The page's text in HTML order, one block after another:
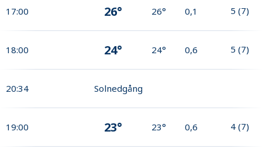
17:00 26° 26° 0,1 5 (7)
18:00 24° 24° 0,6 5 (7)
20:34 Solnedgång
19:00 23° 23° 0,6 4 (7)